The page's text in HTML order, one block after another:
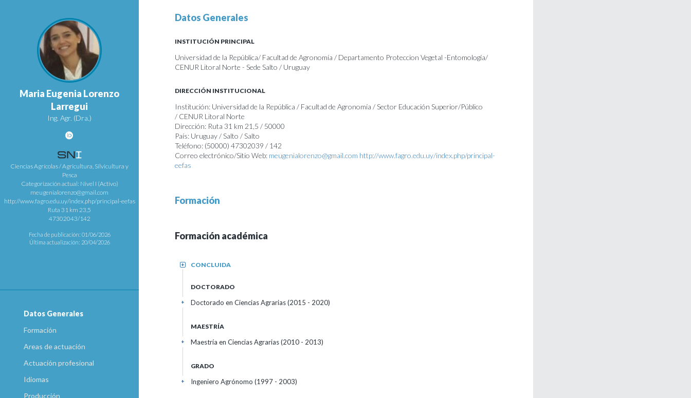
Maria Eugenia Lorenzo
Larregui
Ing. Agr. (Dra.)
Ciencias Agrícolas / Agricultura, Silvicultura y
Pesca
Categorización actual: Nivel I (Activo)
meugenialorenzo@gmail.com
http://www.fagro.edu.uy/index.php/principal-eefas
Ruta 31 km 23,5
47302043/142
Fecha de publicación: 01/06/2026
Última actualización: 20/04/2026
Datos Generales
Formación
Areas de actuación
Actuación profesional
Idiomas
Producción
Datos Generales
INSTITUCIÓN PRINCIPAL
Universidad de la República/ Facultad de Agronomía / Departamento Proteccion Vegetal -Entomología/
CENUR Litoral Norte - Sede Salto / Uruguay
DIRECCIÓN INSTITUCIONAL
Institución: Universidad de la República / Facultad de Agronomía / Sector Educación Superior/Público
/ CENUR Litoral Norte
Dirección: Ruta 31 km 21,5 / 50000
País: Uruguay / Salto / Salto
Teléfono: (50000) 47302039 / 142
Correo electrónico/Sitio Web: meugenialorenzo@gmail.com http://www.fagro.edu.uy/index.php/principal-
eefas
Formación
Formación académica
CONCLUIDA
+
DOCTORADO
Doctorado en Ciencias Agrarias (2015 - 2020)
+
MAESTRÍA
Maestría en Ciencias Agrarias (2010 - 2013)
+
GRADO
Ingeniero Agrónomo (1997 - 2003)
+